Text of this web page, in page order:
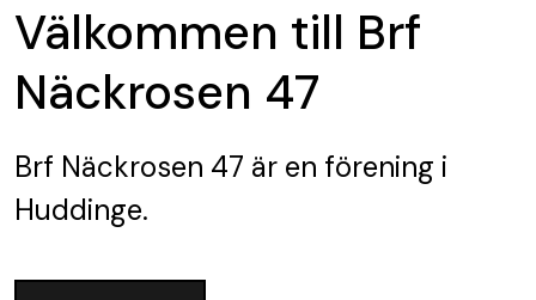
Välkommen till Brf
Näckrosen 47
Brf Näckrosen 47 är en förening i
Huddinge.